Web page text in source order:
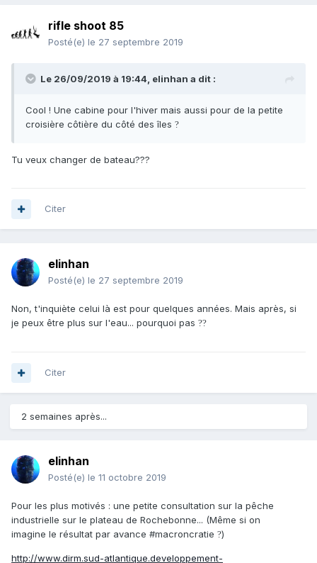
rifle shoot 85
Posté(e) le 27 septembre 2019
Le 26/09/2019 à 19:44, elinhan a dit :
Cool ! Une cabine pour l'hiver mais aussi pour de la petite
croisière côtière du côté des îles ?
Tu veux changer de bateau???
Citer
elinhan
Posté(e) le 27 septembre 2019
Non, t'inquiète celui là est pour quelques années. Mais après, si
je peux être plus sur l'eau... pourquoi pas ??
Citer
2 semaines après...
elinhan
Posté(e) le 11 octobre 2019
Pour les plus motivés : une petite consultation sur la pêche
industrielle sur le plateau de Rochebonne... (Même si on
imagine le résultat par avance #macroncratie ?)
http://www.dirm.sud-atlantique.developpement-